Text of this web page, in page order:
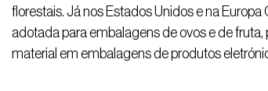
florestais. Já nos Estados Unidos e na
adotada para embalagens de ovos e de
material em embalagens de produtos